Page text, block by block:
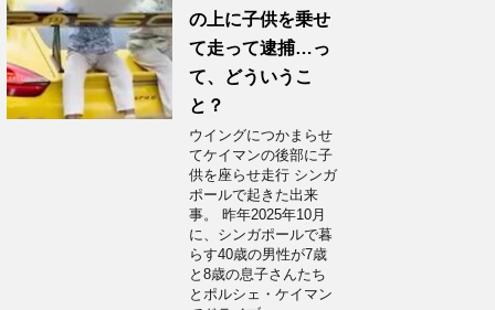
の上に子供を乗せ
て走って逮捕…っ
て、どういうこ
と？
ウイングにつかまらせ
てケイマンの後部に子
供を座らせ走行 シンガ
ポールで起きた出来
事。 昨年2025年10月
に、シンガポールで暮
らす40歳の男性が7歳
と8歳の息子さんたち
とポルシェ・ケイマン